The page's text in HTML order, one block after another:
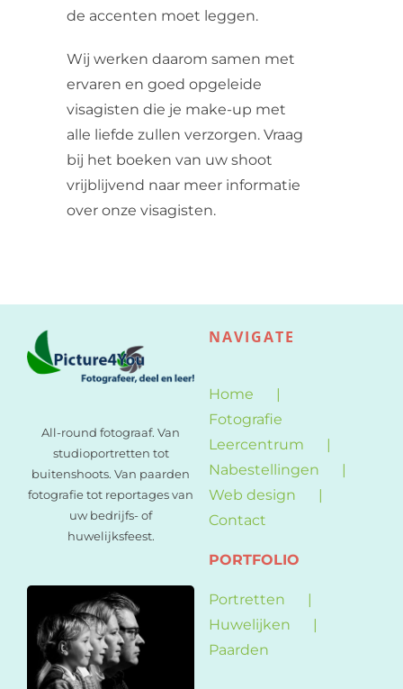
de accenten moet leggen.
Wij werken daarom samen met
ervaren en goed opgeleide
visagisten die je make-up met
alle liefde zullen verzorgen. Vraag
bij het boeken van uw shoot
vrijblijvend naar meer informatie
over onze visagisten.
All-round fotograaf. Van
studioportretten tot
buitenshoots. Van paarden
fotografie tot reportages van
uw bedrijfs- of
huwelijksfeest.
NAVIGATE
Home
Fotografie
Leercentrum
Nabestellingen
Web design
Contact
PORTFOLIO
Portretten
Huwelijken
Paarden